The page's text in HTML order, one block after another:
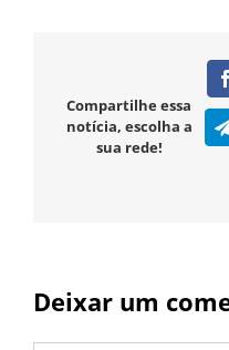
Compartilhe essa
notícia, escolha a
sua rede!
Deixar um